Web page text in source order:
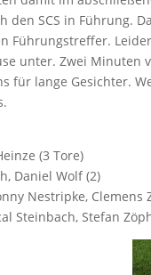
den SCS in Führung.
Führungstreffer.
unter. Zwei Minuten
für lange Gesichter.
(3 Tore)
Daniel Wolf (2)
Nestripke, Clemens
Steinbach, Stefan